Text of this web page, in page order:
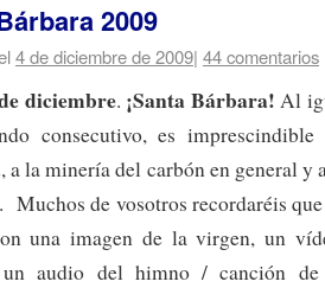
2009
4 de diciembre de 2009| 44 comentarios
diciembre. ¡Santa Bárbara! Al
consecutivo, es
a la minería del carbón en general y
Muchos de vosotros recordaréis
una imagen de la virgen, un
un audio del himno / canción